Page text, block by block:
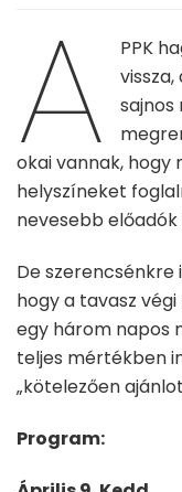
A
PPK
okai vannak, hogy
helyszíneket
nevesebb
De
hogy a tavasz
egy három napos
teljes mértékben
„kötelezően
Program: